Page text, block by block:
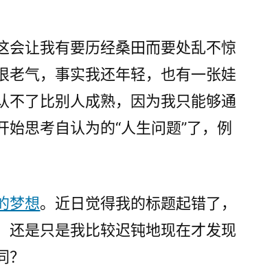
会让我有要历经桑田而要处乱不惊
老气，事实我还年轻，也有一张娃
不了比别人成熟，因为我只能够通
思考自认为的“人生问题”了，例
梦想。近日觉得我的标题起错了，
还是只是我比较迟钝地现在才发现